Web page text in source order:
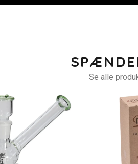
Se alle